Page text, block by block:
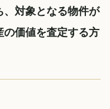
対象となる物件が
価値を査定する方